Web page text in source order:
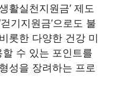
활실천지원금’ 제도
기지원금’으로도 불
롯한 다양한 건강 미
수 있는 포인트를
성을 장려하는 프로